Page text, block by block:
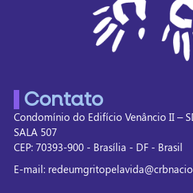
Contato
Condomínio do Edifício Venâncio II –
SALA 507
CEP: 70393-900 - Brasília - DF - Brasil
E-mail: